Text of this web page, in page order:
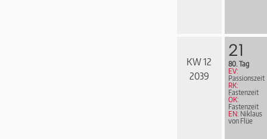
KW 12
2039
21
80. Tag
EV:
Passionszeit
RK:
Fastenzeit
ÖK:
Fastenzeit
EN: Niklaus
von Flüe